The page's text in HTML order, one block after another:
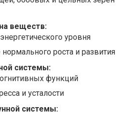
веществ:
уровня
роста и развития
системы:
функций
и усталости
системы: